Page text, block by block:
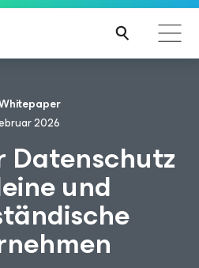
Kunden, die vom Content-
betroffen sind
2026
Datenschutz
und